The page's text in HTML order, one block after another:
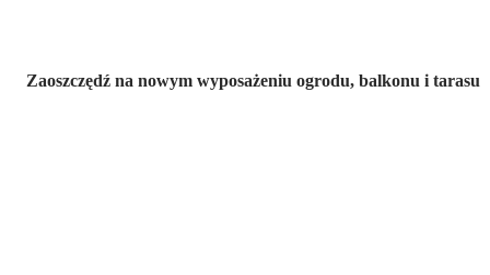
Zaoszczędź na nowym wyposażeniu ogrodu, balkonu i tarasu